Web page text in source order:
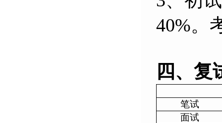
40%。
四、复
笔试
面试